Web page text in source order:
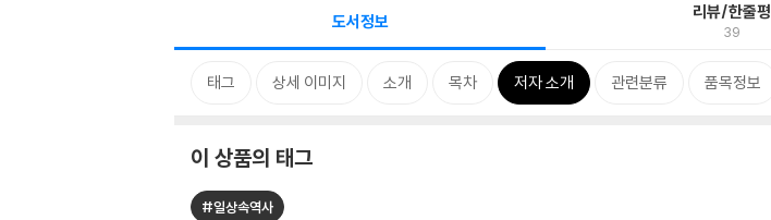
도서정보 리뷰/한줄평
39
태그 상세 이미지 소개 목차 저자 소개 관련분류 품목정보
이 상품의 태그
#일상속역사